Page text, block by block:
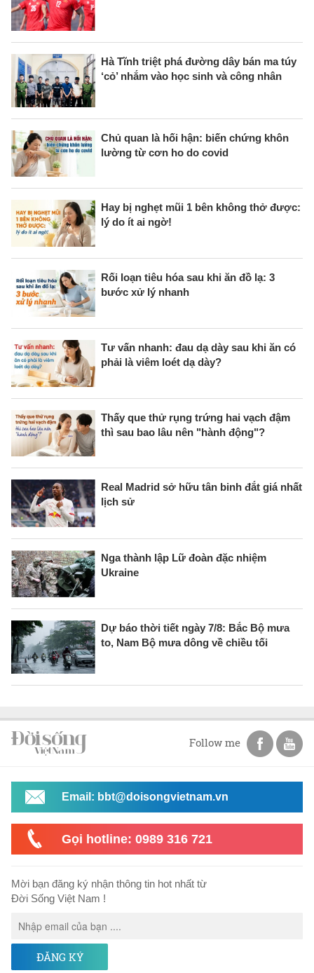
Hà Tĩnh triệt phá đường dây bán ma túy
‘cỏ’ nhắm vào học sinh và công nhân
Chủ quan là hối hận: biến chứng khôn
lường từ cơn ho do covid
Hay bị nghẹt mũi 1 bên không thở được:
lý do ít ai ngờ!
Rối loạn tiêu hóa sau khi ăn đồ lạ: 3
bước xử lý nhanh
Tư vấn nhanh: đau dạ dày sau khi ăn có
phải là viêm loét dạ dày?
Thấy que thử rụng trứng hai vạch đậm
thì sau bao lâu nên "hành động"?
Real Madrid sở hữu tân binh đắt giá nhất
lịch sử
Nga thành lập Lữ đoàn đặc nhiệm
Ukraine
Dự báo thời tiết ngày 7/8: Bắc Bộ mưa
to, Nam Bộ mưa dông về chiều tối
Follow me
Email: bbt@doisongvietnam.vn
Gọi hotline: 0989 316 721
Mời bạn đăng ký nhận thông tin hot nhất từ
Đời Sống Việt Nam !
ĐĂNG KÝ